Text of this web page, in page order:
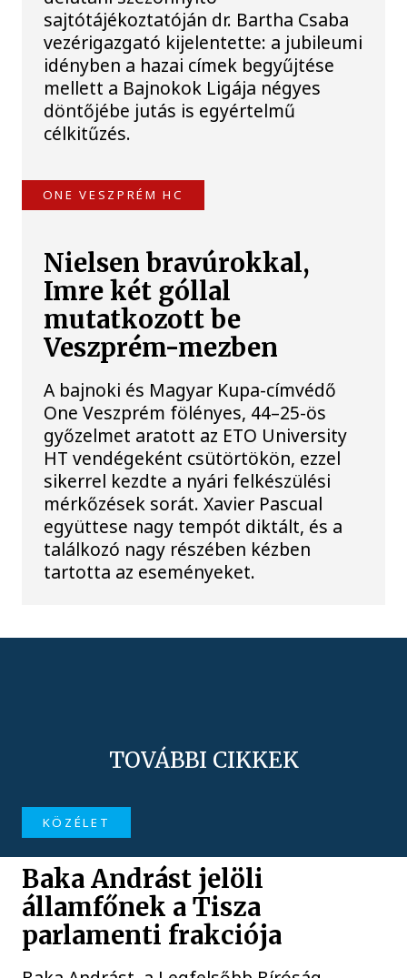
sajtótájékoztatóján dr. Bartha Csaba
vezérigazgató kijelentette: a jubileumi
idényben a hazai címek begyűjtése
mellett a Bajnokok Ligája négyes
döntőjébe jutás is egyértelmű
célkitűzés.
ONE VESZPRÉM HC
Nielsen bravúrokkal,
Imre két góllal
mutatkozott be
Veszprém-mezben
A bajnoki és Magyar Kupa-címvédő
One Veszprém fölényes, 44–25-ös
győzelmet aratott az ETO University
HT vendégeként csütörtökön, ezzel
sikerrel kezdte a nyári felkészülési
mérkőzések sorát. Xavier Pascual
együttese nagy tempót diktált, és a
találkozó nagy részében kézben
tartotta az eseményeket.
TOVÁBBI CIKKEK
KÖZÉLET
Baka Andrást jelöli
államfőnek a Tisza
parlamenti frakciója